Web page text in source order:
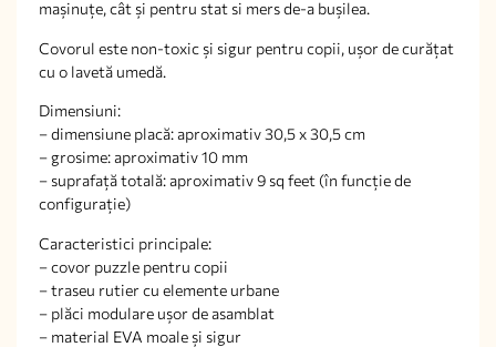
mașinuțe, cât și pentru stat si mers de-a bușilea.
Covorul este non-toxic și sigur pentru copii, ușor de curățat
cu o lavetă umedă.
Dimensiuni:
– dimensiune placă: aproximativ 30,5 x 30,5 cm
– grosime: aproximativ 10 mm
– suprafață totală: aproximativ 9 sq feet (în funcție de
configurație)
Caracteristici principale:
– covor puzzle pentru copii
– traseu rutier cu elemente urbane
– plăci modulare ușor de asamblat
– material EVA moale și sigur